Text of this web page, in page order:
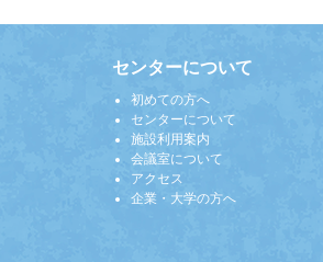
センターについて
初めての方へ
センターについて
施設利用案内
会議室について
アクセス
企業・大学の方へ